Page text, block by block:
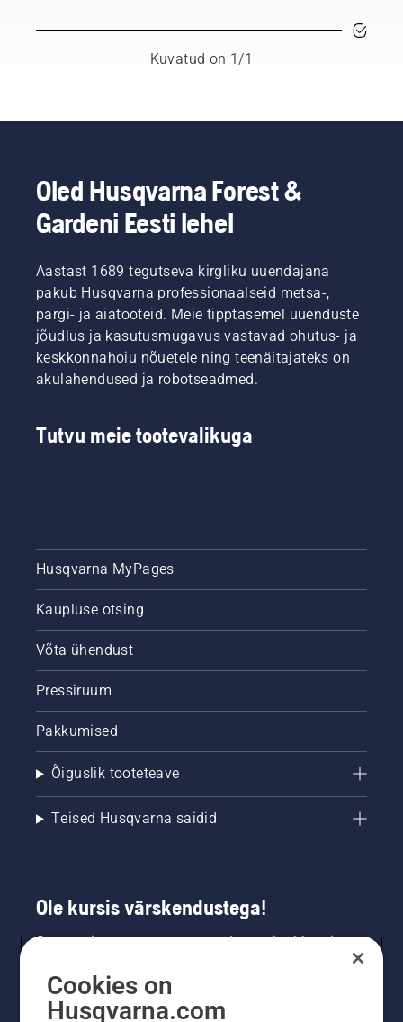
tasub
Kuvatud on 1/1
Oled Husqvarna Forest &
Gardeni Eesti lehel
Aastast 1689 tegutseva kirgliku uuendajana
pakub Husqvarna professionaalseid metsa-,
pargi- ja aiatooteid. Meie tipptasemel uuenduste
jõudlus ja kasutusmugavus vastavad ohutus- ja
keskkonnahoiu nõuetele ning teenäitajateks on
akulahendused ja robotseadmed.
Tutvu meie tootevalikuga
Husqvarna MyPages
Kaupluse otsing
Võta ühendust
Pressiruum
Pakkumised
Õiguslik tooteteave
Teised Husqvarna saidid
Ole kursis värskendustega!
Saa uusimat teavet uute toodete, eripakkumiste
saamiseks siin.
Cookies on
Husqvarna.com